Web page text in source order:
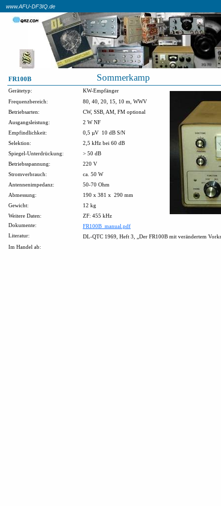
FR100B Sommerkamp
www.AFU-DF3IQ.de
Gerätetyp:
KW-Empfänger
Frequenzbereich:
80, 40, 20, 15, 10 m, WWV
Betriebsarten:
CW, SSB, AM, FM optional
Ausgangsleistung:
2 W NF
Empfindlichkeit:
0,5 µV
10 dB S/N
Selektion:
2,5 kHz bei 60 dB
Spiegel-Unterdrückung:
> 50 dB
Betriebsspannung:
220 V
Stromverbrauch:
ca. 50 W
Antennenimpedanz:
50-70 Ohm
Abmessung:
190 x 381 x
290 mm
Gewicht:
12 kg
Weitere Daten:
ZF: 455 kHz
Dokumente:
FR100B_manual.pdf
Literatur:
DL-QTC 1969, Heft 3, „Der FR100B mit verändertem
Im Handel ab: